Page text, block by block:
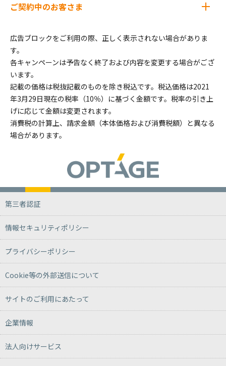
ご契約中のお客さま
広告ブロックをご利用の際、正しく表示されない場合がありま
す。
各キャンペーンは予告なく終了および内容を変更する場合がござ
います。
記載の価格は税抜記載のものを除き税込です。税込価格は2021
年3月29日現在の税率（10％）に基づく金額です。税率の引き上
げに応じて金額は変更されます。
消費税の計算上、請求金額（本体価格および消費税額）と異なる
場合があります。
第三者認証
情報セキュリティポリシー
プライバシーポリシー
Cookie等の外部送信について
サイトのご利用にあたって
企業情報
法人向けサービス